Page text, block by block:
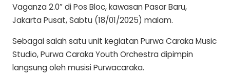
Vaganza 2.0” di Pos Bloc, kawasan Pasar Baru,
Jakarta Pusat, Sabtu (18/01/2025) malam.
Sebagai salah satu unit kegiatan Purwa Caraka Music
Studio, Purwa Caraka Youth Orchestra dipimpin
langsung oleh musisi Purwacaraka.